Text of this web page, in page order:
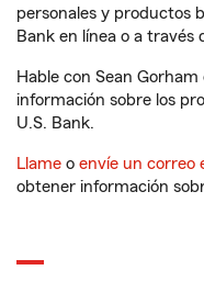
personales y productos
Bank en línea o a través
Hable con Sean
información sobre los
U.S. Bank.
Llame o envíe un correo
obtener información